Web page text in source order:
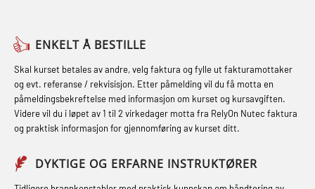
Fallsikring (FAR108)
Førstehjelp – repetisjon (OFA102)
Førstehjelp grunnkurs (OFABLE101)
GOC sertifikat grunnleggende
(MBSBLE021)
STCW kombi oppdatering offiserer
og med.behandling (MBS134)
STCW Kombi Oppdatering Offiserer
og Medisinsk Behandling med
Webinar (MBS1341)
inkl. brannslukning (FSC121)
Hjertestarter brukerkurs (OFA107)
Røykdykking industrivern –
repetisjon (LFI105)
Sikkerhetskurs for ansatte på
oppdrettsanlegg (LBS100)
ENKELT Å BESTILLE
Skal kurset betales av andre, velg faktura og fylle ut fakturamottaker
og evt. referanse / rekvisisjon. Etter påmelding vil du få motta en
påmeldingsbekreftelse med informasjon om kurset og kursavgiften.
Videre vil du i løpet av 1 til 2 virkedager motta fra RelyOn Nutec faktura
og praktisk informasjon for gjennomføring av kurset ditt.
DYKTIGE OG ERFARNE INSTRUKTØRER